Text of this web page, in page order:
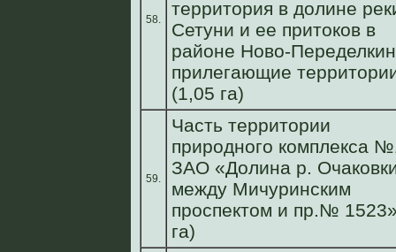
58.
территория в долине
Сетуни и ее притоков в
районе Ново-
прилегающие
(1,05 га)
59.
Часть территории
природного комплекса
ЗАО «Долина р.
между Мичуринским
проспектом и пр.№
га)